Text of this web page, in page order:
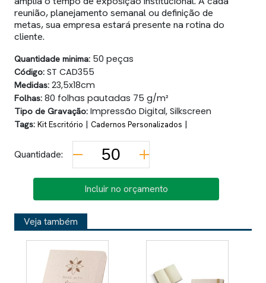
reunião, planejamento semanal ou definição de
metas, sua empresa estará presente na rotina do
cliente.
Quantidade minima: 50 peças
Código: ST CAD355
Medidas: 23,5x18cm
Folhas: 80 folhas pautadas 75 g/m²
Tipo de Gravação: Impressão Digital, Silkscreen
Tags: Kit Escritório | Cadernos Personalizados |
Quantidade:
Incluir no orçamento
Veja também